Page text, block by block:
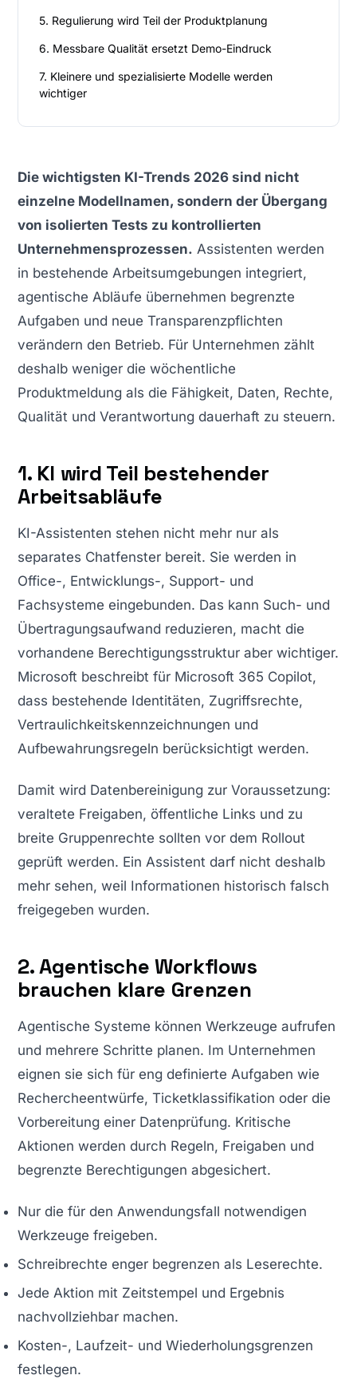
5. Regulierung wird Teil der Produktplanung
6. Messbare Qualität ersetzt Demo-Eindruck
7. Kleinere und spezialisierte Modelle werden
wichtiger
Die wichtigsten KI-Trends 2026 sind nicht
einzelne Modellnamen, sondern der Übergang
von isolierten Tests zu kontrollierten
Unternehmensprozessen. Assistenten werden
in bestehende Arbeitsumgebungen integriert,
agentische Abläufe übernehmen begrenzte
Aufgaben und neue Transparenzpflichten
verändern den Betrieb. Für Unternehmen zählt
deshalb weniger die wöchentliche
Produktmeldung als die Fähigkeit, Daten, Rechte,
Qualität und Verantwortung dauerhaft zu steuern.
1. KI wird Teil bestehender
Arbeitsabläufe
KI-Assistenten stehen nicht mehr nur als
separates Chatfenster bereit. Sie werden in
Office-, Entwicklungs-, Support- und
Fachsysteme eingebunden. Das kann Such- und
Übertragungsaufwand reduzieren, macht die
vorhandene Berechtigungsstruktur aber wichtiger.
Microsoft beschreibt für Microsoft 365 Copilot,
dass bestehende Identitäten, Zugriffsrechte,
Vertraulichkeitskennzeichnungen und
Aufbewahrungsregeln berücksichtigt werden.
Damit wird Datenbereinigung zur Voraussetzung:
veraltete Freigaben, öffentliche Links und zu
breite Gruppenrechte sollten vor dem Rollout
geprüft werden. Ein Assistent darf nicht deshalb
mehr sehen, weil Informationen historisch falsch
freigegeben wurden.
2. Agentische Workflows
brauchen klare Grenzen
Agentische Systeme können Werkzeuge aufrufen
und mehrere Schritte planen. Im Unternehmen
eignen sie sich für eng definierte Aufgaben wie
Rechercheentwürfe, Ticketklassifikation oder die
Vorbereitung einer Datenprüfung. Kritische
Aktionen werden durch Regeln, Freigaben und
begrenzte Berechtigungen abgesichert.
Nur die für den Anwendungsfall notwendigen
Werkzeuge freigeben.
Schreibrechte enger begrenzen als Leserechte.
Jede Aktion mit Zeitstempel und Ergebnis
nachvollziehbar machen.
Kosten-, Laufzeit- und Wiederholungsgrenzen
festlegen.